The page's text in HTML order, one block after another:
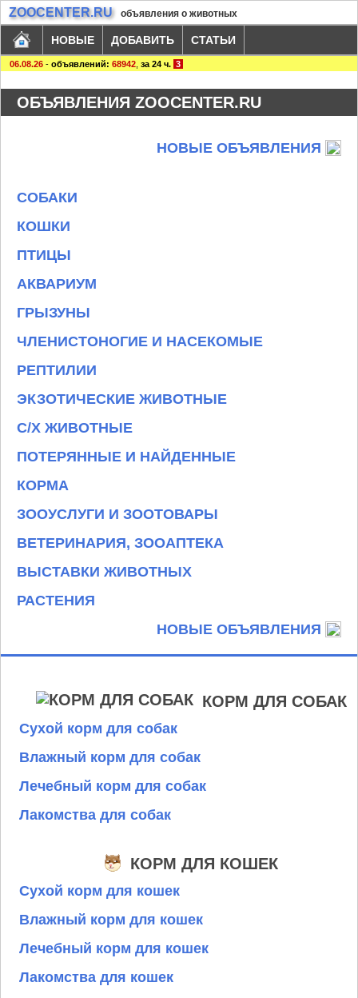
ZOOCENTER.RU объявления о животных
НОВЫЕ ДОБАВИТЬ СТАТЬИ
06.08.26 - объявлений: 68942 за 24 ч. 3
ОБЪЯВЛЕНИЯ ZOOCENTER.RU
НОВЫЕ ОБЪЯВЛЕНИЯ
СОБАКИ
КОШКИ
ПТИЦЫ
АКВАРИУМ
ГРЫЗУНЫ
ЧЛЕНИСТОНОГИЕ И НАСЕКОМЫЕ
РЕПТИЛИИ
ЭКЗОТИЧЕСКИЕ ЖИВОТНЫЕ
С/Х ЖИВОТНЫЕ
ПОТЕРЯННЫЕ И НАЙДЕННЫЕ
КОРМА
ЗООУСЛУГИ И ЗООТОВАРЫ
ВЕТЕРИНАРИЯ, ЗООАПТЕКА
ВЫСТАВКИ ЖИВОТНЫХ
РАСТЕНИЯ
НОВЫЕ ОБЪЯВЛЕНИЯ
КОРМ ДЛЯ СОБАК
Сухой корм для собак
Влажный корм для собак
Лечебный корм для собак
Лакомства для собак
КОРМ ДЛЯ КОШЕК
Сухой корм для кошек
Влажный корм для кошек
Лечебный корм для кошек
Лакомства для кошек